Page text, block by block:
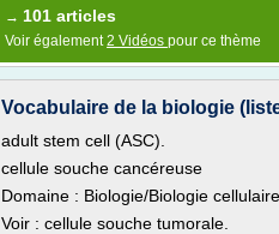
→ 101 articles
Voir également2 Vidéos pour ce thème
Vocabulaire de la biologie
adult stem cell (ASC).
cellule souche cancéreuse
Domaine : Biologie/Biologie
Voir : cellule souche tumorale.